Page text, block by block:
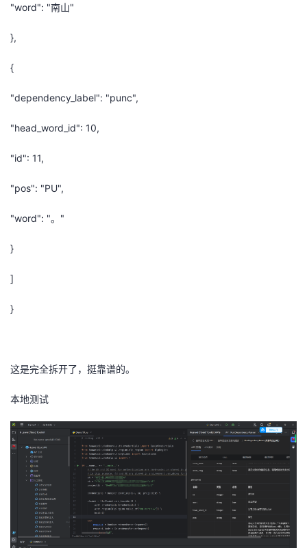
"word": "南山"
},
{
"dependency_label": "punc",
"head_word_id": 10,
"id": 11,
"pos": "PU",
"word": "。"
}
]
}
这是完全拆开了，挺靠谱的。
本地测试